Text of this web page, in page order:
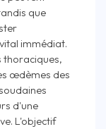
que
immédiat.
thoraciques,
œdèmes des
d'une
L'objectif